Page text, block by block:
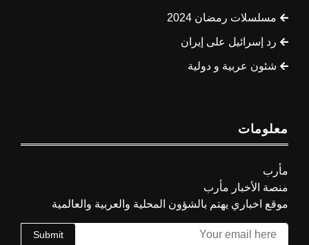
مسلسلات رمضان 2024
رد إسرائيل على إيران
شئون عربية و دولية
معلومات
مأرب
منصة الأخبار مأرب
موقع اخباري يهتم بالشؤون المحلية والعربية والعالمية
Submit